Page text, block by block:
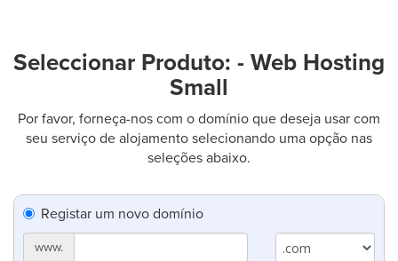
Seleccionar Produto: - Web Hosting
Small
Por favor, forneça-nos com o domínio que deseja usar com
seu serviço de alojamento selecionando uma opção nas
seleções abaixo.
Registar um novo domínio
www.